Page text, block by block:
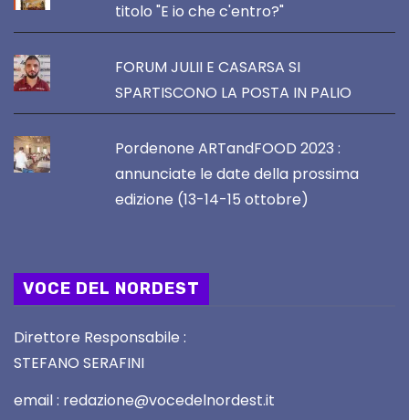
titolo "E io che c'entro?"
FORUM JULII E CASARSA SI
SPARTISCONO LA POSTA IN PALIO
Pordenone ARTandFOOD 2023 :
annunciate le date della prossima
edizione (13-14-15 ottobre)
VOCE DEL NORDEST
Direttore Responsabile :
STEFANO SERAFINI
email : redazione@vocedelnordest.it